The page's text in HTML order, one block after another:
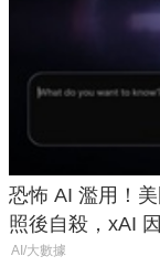
恐怖 AI 濫用！
照後自殺，xAI
AI/大數據